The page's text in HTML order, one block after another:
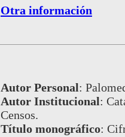
Otra información
Autor Personal:
Autor Institucional:
Censos.
Título monográfico: